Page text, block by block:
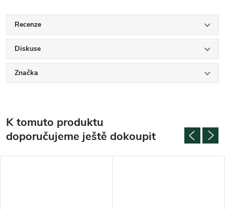
Recenze
Diskuse
Značka
K tomuto produktu
doporučujeme ještě dokoupit